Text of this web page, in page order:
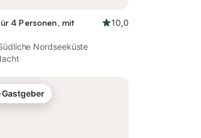
4 Personen, mit
10,0
Nordseeküste